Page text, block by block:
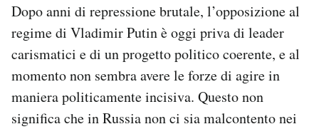
Dopo anni di repressione brutale, l’opposizione al
regime di Vladimir Putin è oggi priva di leader
carismatici e di un progetto politico coerente, e al
momento non sembra avere le forze di agire in
maniera politicamente incisiva. Questo non
significa che in Russia non ci sia malcontento nei